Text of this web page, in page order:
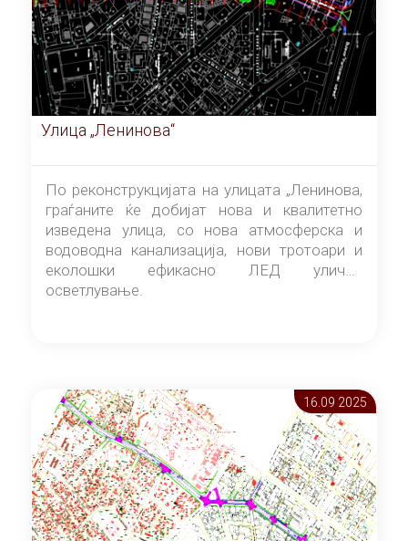
Улица „Ленинова“
По реконструкцијата на улицата „Ленинова,
граѓаните ќе добијат нова и квалитетно
изведена улица, со нова атмосферска и
водоводна канализација, нови тротоари и
еколошки ефикасно ЛЕД улично
осветлување.
16.09 2025